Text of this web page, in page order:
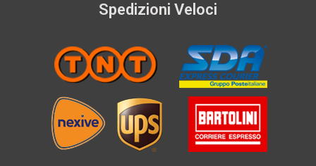
Spedizioni Veloci